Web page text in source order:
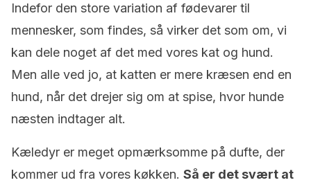
Indefor den store variation af fødevarer til
mennesker, som findes, så virker det som om, vi
kan dele noget af det med vores kat og hund.
Men alle ved jo, at katten er mere kræsen end en
hund, når det drejer sig om at spise, hvor hunde
næsten indtager alt.
Kæledyr er meget opmærksomme på dufte, der
kommer ud fra vores køkken. Så er det svært at